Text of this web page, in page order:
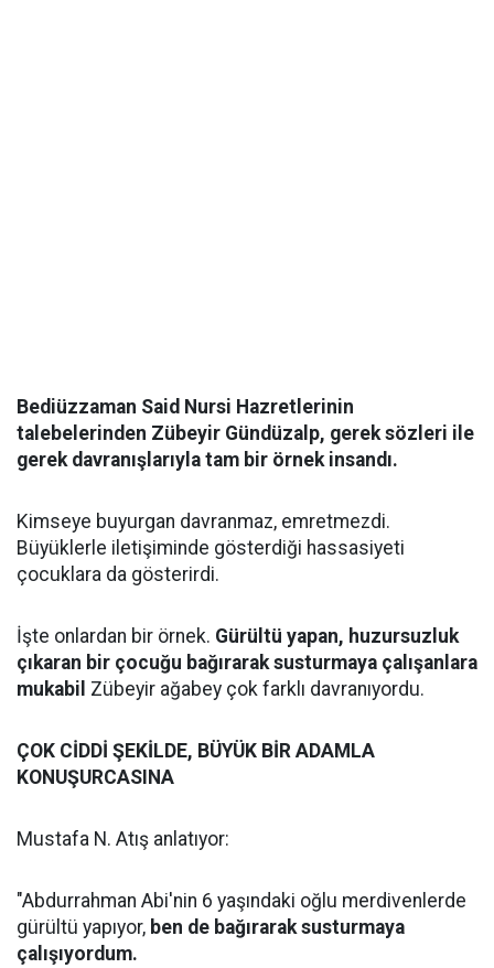
Bediüzzaman Said Nursi Hazretlerinin
talebelerinden Zübeyir Gündüzalp, gerek sözleri ile
gerek davranışlarıyla tam bir örnek insandı.
Kimseye buyurgan davranmaz, emretmezdi.
Büyüklerle iletişiminde gösterdiği hassasiyeti
çocuklara da gösterirdi.
İşte onlardan bir örnek. Gürültü yapan, huzursuzluk
çıkaran bir çocuğu bağırarak susturmaya çalışanlara
mukabil Zübeyir ağabey çok farklı davranıyordu.
ÇOK CİDDİ ŞEKİLDE, BÜYÜK BİR ADAMLA
KONUŞURCASINA
Mustafa N. Atış anlatıyor:
"Abdurrahman Abi'nin 6 yaşındaki oğlu merdivenlerde
gürültü yapıyor, ben de bağırarak susturmaya
çalışıyordum.